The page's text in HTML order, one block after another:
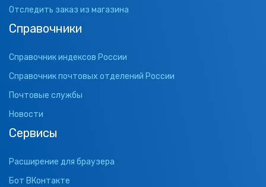
Отследить заказ из магазина
Справочники
Справочник индексов России
Справочник почтовых отделений России
Почтовые службы
Новости
Сервисы
Расширение для браузера
Бот ВКонтакте